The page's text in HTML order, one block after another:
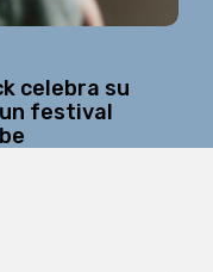
celebra su
festival